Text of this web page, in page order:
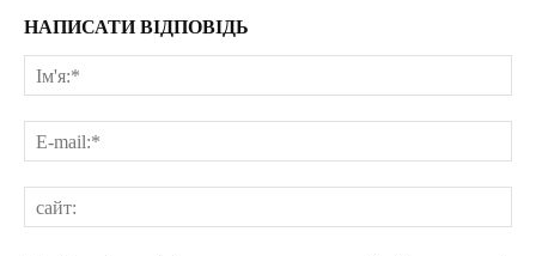
НАПИСАТИ ВІДПОВІДЬ